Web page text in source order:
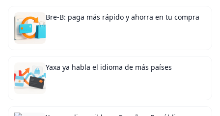
Bre-B: paga más rápido y ahorra en tu compra
Yaxa ya habla el idioma de más países